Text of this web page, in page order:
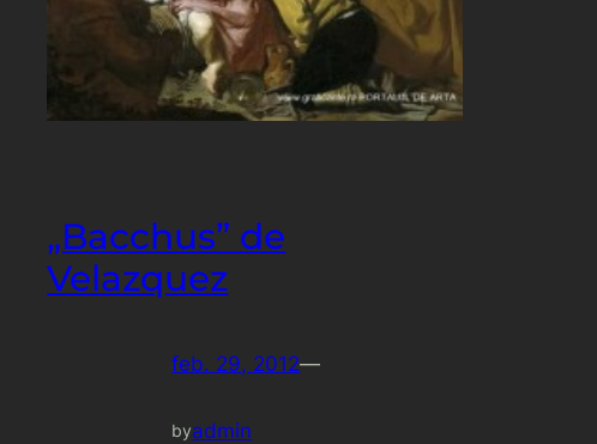
„Bacchus” de
Velazquez
feb. 29, 2012—
byadmin